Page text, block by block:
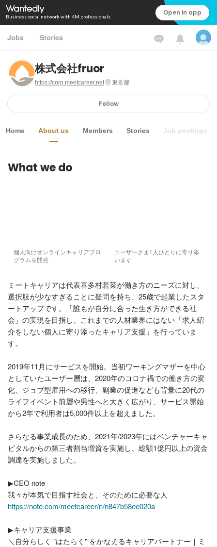
Business social network with 4M professionals Open in app
Jobs Stories
株式会社fruor
https://corp.meetcareer.net 東京都
Follow
Home About us Members Stories Job postings
What we do
個人向けオンラインキャリアプロ
グラムを開発
ユーザーさま1人ひとりに寄り添
います
ミートキャリアは代表喜多村若菜が働き方のニーズに対し、
選択肢が少なすぎることに疑問を持ち、25歳で起業したスタ
ートアップです。「誰もが自分に合った生き方ができる社
会」の実現を目指し、これまでの人材業界にはない「求人紹
介をしない個人に寄り添ったキャリア支援」を行っていま
す。
2019年11月にサービスを開始。当初ワーキングマザーを中心
としていたユーザー層は、2020年のコロナ禍での働き方の変
化、ジョブ型雇用への移行、副業の促進なども背景に20代の
ライフイベント前層や男性へと大きく広がり、サービス開始
から2年で利用者は5,000件以上を超えました。
さらなる事業成長のため、2021年/2023年にはベンチャーキャ
ピタルからの第三者割当増資を実施し、総額1億円以上の資金
調達を実施しました。
▶CEO note
https://note.com/meetcareer/n/n847b58ee020a
▶キャリア支援事業
＼自分らしく "はたらく" をかなえるキャリアパートナー｜ミ